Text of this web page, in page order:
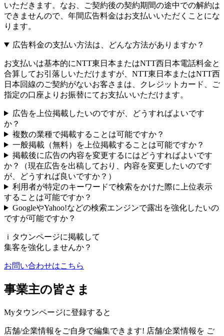
いただきます。なお、ご契約後の契約期間の途中での解約は
できませんので、年間広告料金はお支払いいただくことにな
ります。
広告料金の支払い方法は、どんな方法がありますか？
お支払いは基本的にNTT東日本またはNTT西日本電話料金と
合算してお引落しいただけますが、NTT東日本またはNTT西
日本回線のご契約がないお客さまは、クレジットカード、ご
指定の口座よりお振替にてお支払いいただけます。
広告を上位掲載したいのですが、どうすればよいです
か？
複数の業種で掲載することは可能ですか？
一般掲載（無料）を上位掲載することは可能ですか？
掲載後に広告の内容を変更するにはどうすればよいです
か？（現在広告を出稿しており、内容を変更したいのです
が、どうすれば良いですか？）
利用者が特定のキーワードで検索をかけた際に上位表示
することは可能ですか？
GoogleやYahoo!などの検索エンジンで露出を強化したいの
ですが可能ですか？
ｉタウンページに掲載して
集客を強化しませんか？
お問い合わせはこちら
事業主の皆さま
Myタウンページに登録すると
店舗/企業情報をご自身で編集できます! 店舗/企業情報を ご